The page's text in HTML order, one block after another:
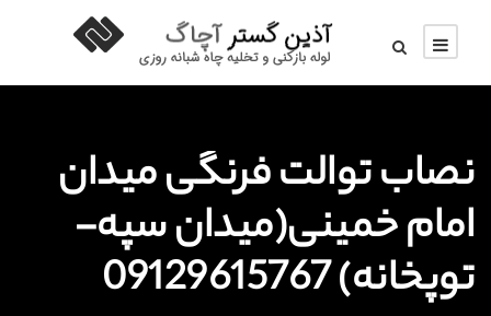
نصاب توالت فرنگی میدان
امام خمینی(میدان سپه-
توپخانه) 09129615767